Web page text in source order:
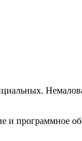
и программное